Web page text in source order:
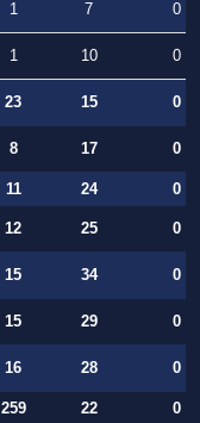
1 7
0
1 10
0
23 15
0
8 17 0
11 24
0
12 25
0
15 34
0
15 29
0
16 28 0
259 22
0